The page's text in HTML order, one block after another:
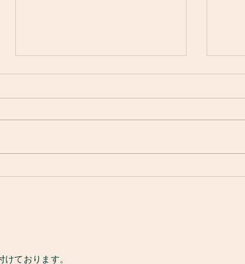
本日
ております。